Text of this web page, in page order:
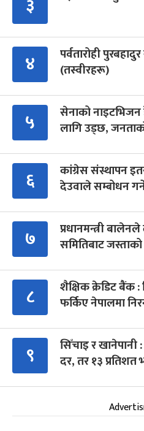
४
पर्वतारोही
(तस्वीरहरू)
५
सेनाको
लागि उड्छ,
६
कांग्रेस संस्थापन
देउवाले सम्बोधन
७
प्रधानमन्त्री
समितिबाट
८
शैक्षिक क्रेडिट बैंक
फर्किए नेपालमा
९
सिँचाइ र
दर, तर १३ प्रतिशत